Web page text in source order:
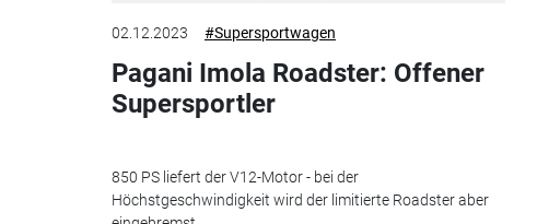
02.12.2023 #Supersportwagen
Pagani Imola Roadster: Offener
Supersportler
850 PS liefert der V12-Motor - bei der
Höchstgeschwindigkeit wird der limitierte Roadster aber